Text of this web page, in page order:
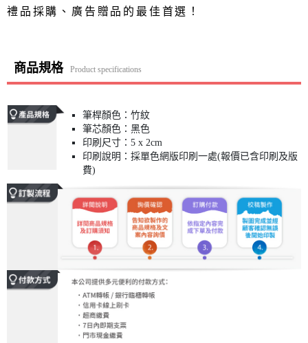
禮品採購、廣告贈品的最佳首選！
商品規格 Product specifications
筆桿顏色：竹紋
筆芯顏色：黑色
印刷尺寸：5 x 2cm
印刷說明：採單色網版印刷一處(報價已含印刷及版
費)